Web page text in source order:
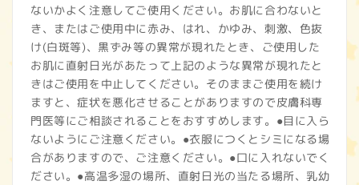
ないかよく注意してご使用ください。お肌に合わないと
き、またはご使用中に赤み、はれ、かゆみ、刺激、色抜
け(白斑等)、黒ずみ等の異常が現れたとき、ご使用した
お肌に直射日光があたって上記のような異常が現れたと
きはご使用を中止してください。そのままご使用を続け
ますと、症状を悪化させることがありますので皮膚科専
門医等にご相談されることをおすすめします。●目に入ら
ないようにご注意ください。●衣服につくとシミになる場
合がありますので、ご注意ください。●口に入れないでく
ださい。●高温多湿の場所、直射日光の当たる場所、乳幼